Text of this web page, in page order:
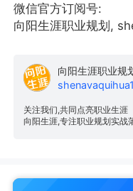
微信官方订阅号:
向阳生涯职业规划,
向阳生涯职业规
shenavaquihua1
关注我们,共同点亮职业生涯
向阳生涯,专注职业规划实战